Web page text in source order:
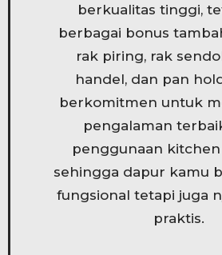
berkualitas tinggi,
berbagai bonus
rak piring, rak
handel, dan pan
berkomitmen untuk
pengalaman
penggunaan kitchen
sehingga dapur kamu
fungsional tetapi juga
praktis.